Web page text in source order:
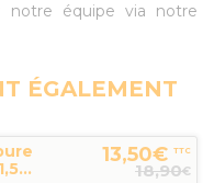
notre équipe via notre
ÉGALEMENT
13,50€ TTC
18,90€